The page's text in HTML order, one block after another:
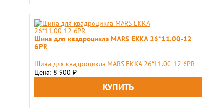
Шина для квадроцикла MARS EKKA 26*11.00-12
6PR
Шина для квадроцикла MARS EKKA 26*11.00-12 6PR
Цена: 8 900 ₽